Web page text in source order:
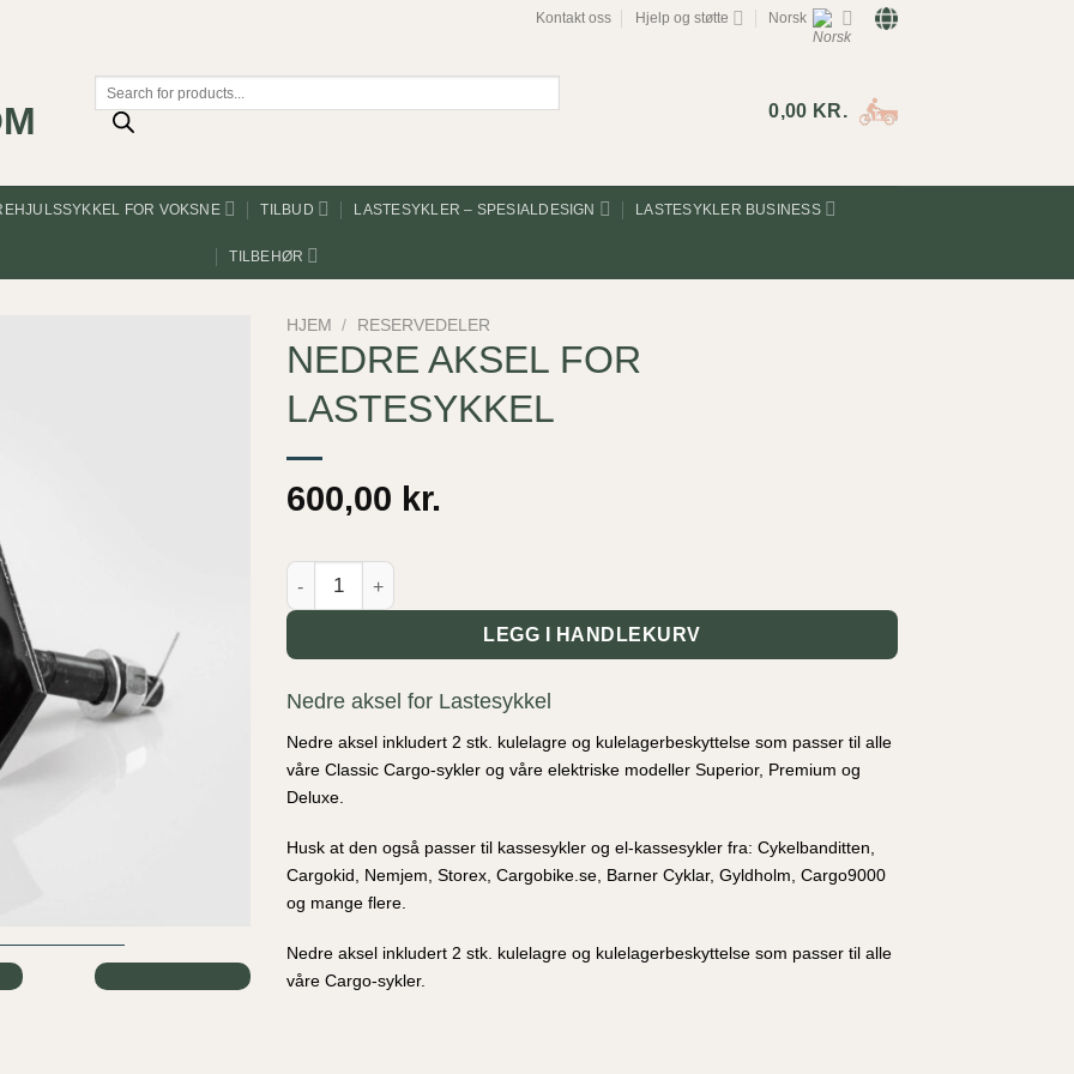
Kontakt oss Hjelp og støtte Norsk
0,00 KR.
FOR VOKSNE TILBUD LASTESYKLER – SPESIALDESIGN LASTESYKLER BUSINESS
TILBEHØR
HJEM / RESERVEDELER
NEDRE AKSEL FOR
LASTESYKKEL
600,00 kr.
Nedre aksel for Lastesykkel antall
LEGG I HANDLEKURV
Nedre aksel for Lastesykkel
Nedre aksel inkludert 2 stk. kulelagre og kulelagerbeskyttelse som passer til alle
våre Classic Cargo-sykler og våre elektriske modeller Superior, Premium og
Deluxe.
Husk at den også passer til kassesykler og el-kassesykler fra: Cykelbanditten,
Cargokid, Nemjem, Storex, Cargobike.se, Barner Cyklar, Gyldholm, Cargo9000
og mange flere.
Nedre aksel inkludert 2 stk. kulelagre og kulelagerbeskyttelse som passer til alle
våre Cargo-sykler.